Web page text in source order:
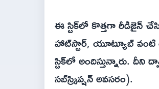
ఈ స్టిక్‌లో కొత్తగా రీడిజైన్
హాట్‌స్టార్, యూట్యూబ్
స్టిక్‌లో అందిస్తున్నారు.
సబ్‌స్క్రిప్షన్ అవసరం).